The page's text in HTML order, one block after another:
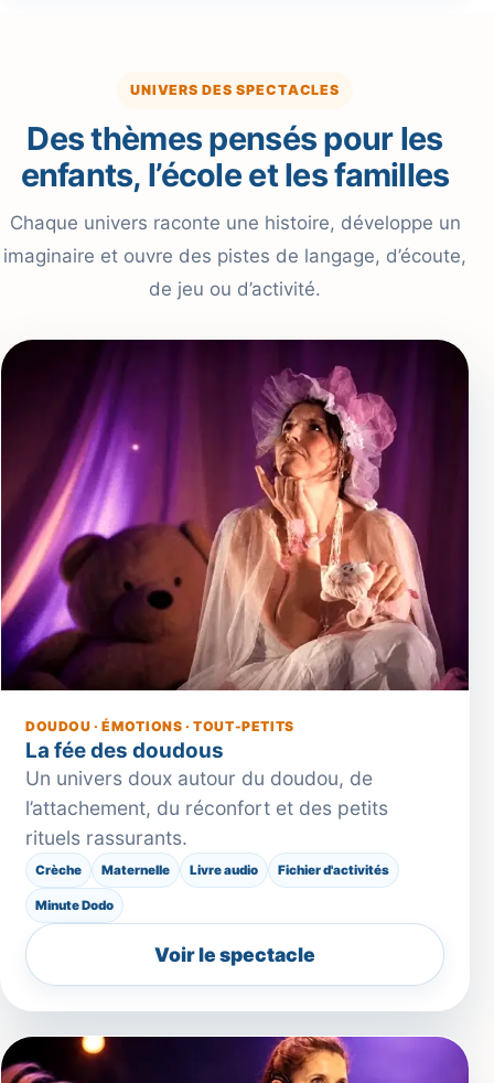
UNIVERS DES SPECTACLES
Des thèmes pensés pour les
enfants, l’école et les familles
Chaque univers raconte une histoire, développe un
imaginaire et ouvre des pistes de langage, d’écoute,
de jeu ou d’activité.
DOUDOU · ÉMOTIONS · TOUT-PETITS
La fée des doudous
Un univers doux autour du doudou, de
l’attachement, du réconfort et des petits
rituels rassurants.
Crèche Maternelle Livre audio Fichier d'activités
Minute Dodo
Voir le spectacle